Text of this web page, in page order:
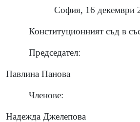
София, 16 декември
Конституционният съд в
Председател:
Павлина Панова
Членове:
Надежда Джелепова